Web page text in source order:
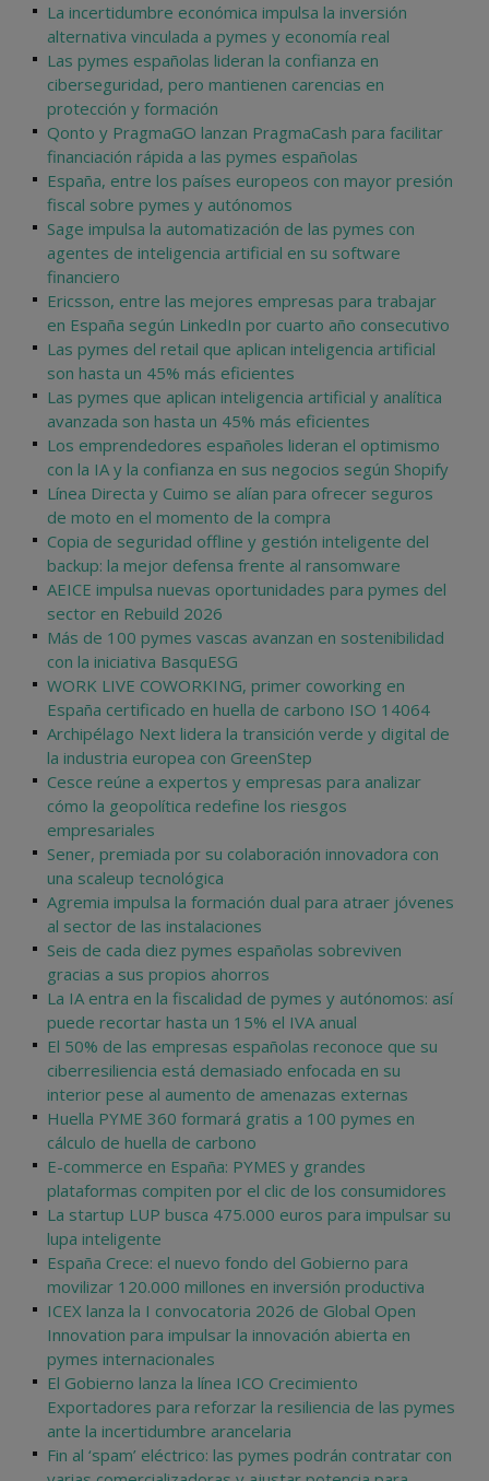
La incertidumbre económica impulsa la inversión
alternativa vinculada a pymes y economía real
Las pymes españolas lideran la confianza en
ciberseguridad, pero mantienen carencias en
protección y formación
Qonto y PragmaGO lanzan PragmaCash para facilitar
financiación rápida a las pymes españolas
España, entre los países europeos con mayor presión
fiscal sobre pymes y autónomos
Sage impulsa la automatización de las pymes con
agentes de inteligencia artificial en su software
financiero
Ericsson, entre las mejores empresas para trabajar
en España según LinkedIn por cuarto año consecutivo
Las pymes del retail que aplican inteligencia artificial
son hasta un 45% más eficientes
Las pymes que aplican inteligencia artificial y analítica
avanzada son hasta un 45% más eficientes
Los emprendedores españoles lideran el optimismo
con la IA y la confianza en sus negocios según Shopify
Línea Directa y Cuimo se alían para ofrecer seguros
de moto en el momento de la compra
Copia de seguridad offline y gestión inteligente del
backup: la mejor defensa frente al ransomware
AEICE impulsa nuevas oportunidades para pymes del
sector en Rebuild 2026
Más de 100 pymes vascas avanzan en sostenibilidad
con la iniciativa BasquESG
WORK LIVE COWORKING, primer coworking en
España certificado en huella de carbono ISO 14064
Archipélago Next lidera la transición verde y digital de
la industria europea con GreenStep
Cesce reúne a expertos y empresas para analizar
cómo la geopolítica redefine los riesgos
empresariales
Sener, premiada por su colaboración innovadora con
una scaleup tecnológica
Agremia impulsa la formación dual para atraer jóvenes
al sector de las instalaciones
Seis de cada diez pymes españolas sobreviven
gracias a sus propios ahorros
La IA entra en la fiscalidad de pymes y autónomos: así
puede recortar hasta un 15% el IVA anual
El 50% de las empresas españolas reconoce que su
ciberresiliencia está demasiado enfocada en su
interior pese al aumento de amenazas externas
Huella PYME 360 formará gratis a 100 pymes en
cálculo de huella de carbono
E-commerce en España: PYMES y grandes
plataformas compiten por el clic de los consumidores
La startup LUP busca 475.000 euros para impulsar su
lupa inteligente
España Crece: el nuevo fondo del Gobierno para
movilizar 120.000 millones en inversión productiva
ICEX lanza la I convocatoria 2026 de Global Open
Innovation para impulsar la innovación abierta en
pymes internacionales
El Gobierno lanza la línea ICO Crecimiento
Exportadores para reforzar la resiliencia de las pymes
ante la incertidumbre arancelaria
Fin al ‘spam’ eléctrico: las pymes podrán contratar con